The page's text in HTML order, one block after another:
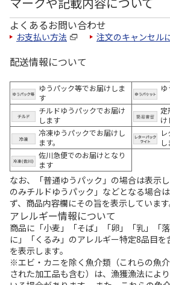
よくあるお問い合わせ
お支払い方法 注文のキャンセル
配送情報について
ゆうパック等でお届けしま
す
チルドゆうパックでお届け
します
定
け
冷凍ゆうパックでお届けし
ます。
佐川急便でのお届けとなり
ます
なお、「普通ゆうパック」の場合は表示
のみチルドゆうパック」などとなる場合
ず、商品内容欄にその旨を表示しています
アレルギー情報について
商品に「小麦」「そば」「卵」「乳」「
に」「くるみ」のアレルギー特定8品目
を表示します。
※エビ・カニを除く魚介類（これらの魚
された加工品も含む）は、漁獲漁法によ